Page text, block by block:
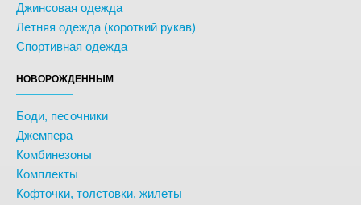
Джинсовая одежда
Летняя одежда (короткий рукав)
Спортивная одежда
НОВОРОЖДЕННЫМ
Боди, песочники
Джемпера
Комбинезоны
Комплекты
Кофточки, толстовки, жилеты